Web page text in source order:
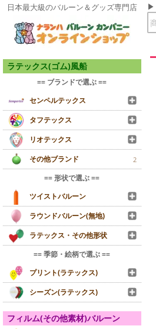
日本最大級のバルーン＆グッズ専門店
ラテックス(ゴム)風船
== ブランドで選ぶ ==
センペルテックス
タフテックス
リオテックス
その他ブランド
2
== 形状で選ぶ ==
ツイストバルーン
ラウンドバルーン(無地)
ラテックス・その他形状
== 季節・絵柄で選ぶ ==
プリント(ラテックス)
シーズン(ラテックス)
フィルム(その他素材)バルーン